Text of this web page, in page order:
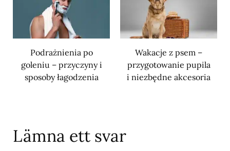
Podrażnienia po
goleniu – przyczyny i
sposoby łagodzenia
Wakacje z psem –
przygotowanie pupila
i niezbędne akcesoria
Lämna ett svar